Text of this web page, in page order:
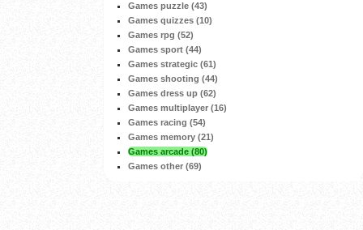
Games puzzle (43)
Games quizzes (10)
Games rpg (52)
Games sport (44)
Games strategic (61)
Games shooting (44)
Games dress up (62)
Games multiplayer (16)
Games racing (54)
Games memory (21)
Games arcade (80)
Games other (69)